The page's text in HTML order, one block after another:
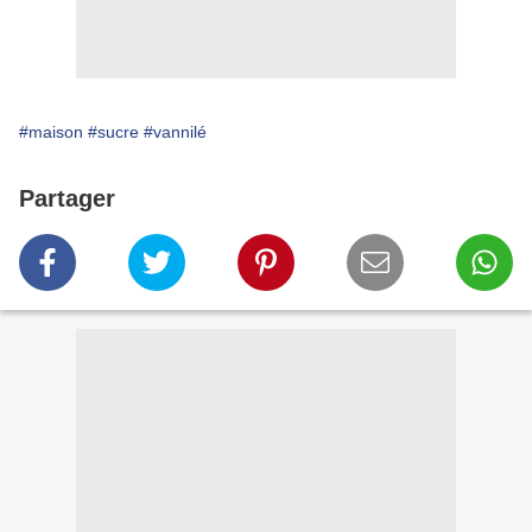
#maison #sucre #vannilé
Partager